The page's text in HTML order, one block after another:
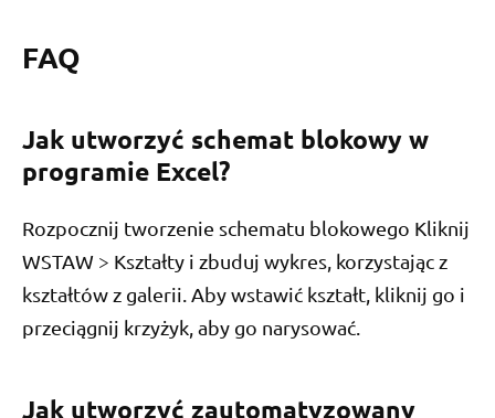
FAQ
Jak utworzyć schemat blokowy w
programie Excel?
Rozpocznij tworzenie schematu blokowego Kliknij
WSTAW > Kształty i zbuduj wykres, korzystając z
kształtów z galerii. Aby wstawić kształt, kliknij go i
przeciągnij krzyżyk, aby go narysować.
Jak utworzyć zautomatyzowany